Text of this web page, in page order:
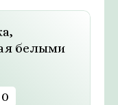
белыми
0